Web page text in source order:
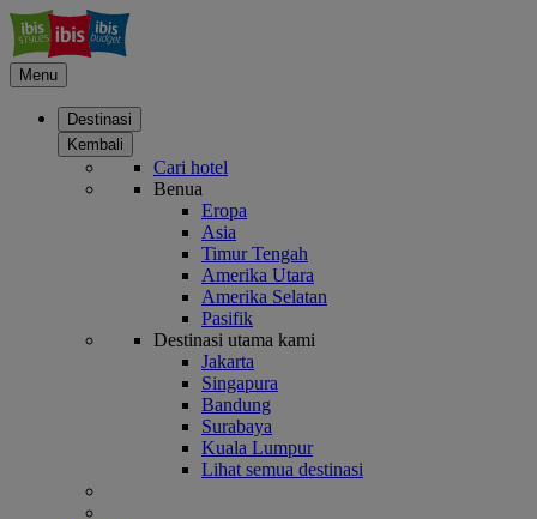
Menu
Destinasi
Kembali
Cari hotel
Benua
Eropa
Asia
Timur Tengah
Amerika Utara
Amerika Selatan
Pasifik
Destinasi utama kami
Jakarta
Singapura
Bandung
Surabaya
Kuala Lumpur
Lihat semua destinasi